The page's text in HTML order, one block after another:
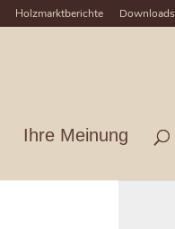
Holzmarktberichte Downloads
Ihre Meinung